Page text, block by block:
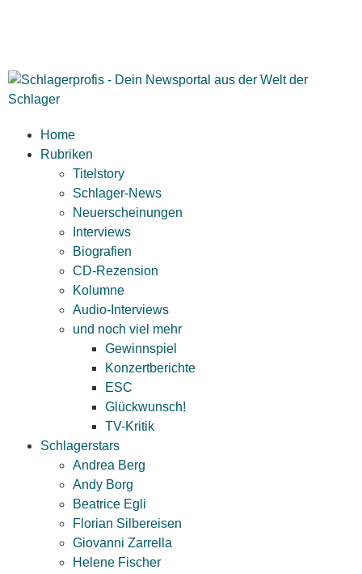
Home
Rubriken
Titelstory
Schlager-News
Neuerscheinungen
Interviews
Biografien
CD-Rezension
Kolumne
Audio-Interviews
und noch viel mehr
Gewinnspiel
Konzertberichte
ESC
Glückwunsch!
TV-Kritik
Schlagerstars
Andrea Berg
Andy Borg
Beatrice Egli
Florian Silbereisen
Giovanni Zarrella
Helene Fischer